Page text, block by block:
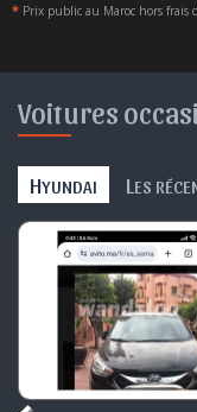
* Prix public au Maroc hors
Voitures
HYUNDAI L ES